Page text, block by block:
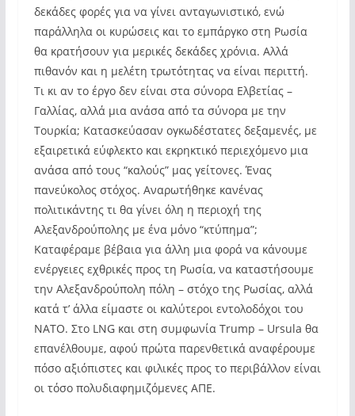
δεκάδες φορές για να γίνει ανταγωνιστικό, ενώ
παράλληλα οι κυρώσεις και το εμπάργκο στη Ρωσία
θα κρατήσουν για μερικές δεκάδες χρόνια. Αλλά
πιθανόν και η μελέτη τρωτότητας να είναι περιττή.
Τι κι αν το έργο δεν είναι στα σύνορα Ελβετίας –
Γαλλίας, αλλά μια ανάσα από τα σύνορα με την
Τουρκία; Κατασκεύασαν ογκωδέστατες δεξαμενές, με
εξαιρετικά εύφλεκτο και εκρηκτικό περιεχόμενο μια
ανάσα από τους “καλούς” μας γείτονες. Ένας
πανεύκολος στόχος. Αναρωτήθηκε κανένας
πολιτικάντης τι θα γίνει όλη η περιοχή της
Αλεξανδρούπολης με ένα μόνο “κτύπημα”;
Καταφέραμε βέβαια για άλλη μια φορά να κάνουμε
ενέργειες εχθρικές προς τη Ρωσία, να καταστήσουμε
την Αλεξανδρούπολη πόλη – στόχο της Ρωσίας, αλλά
κατά τ’ άλλα είμαστε οι καλύτεροι εντολοδόχοι του
ΝΑΤΟ. Στο LNG και στη συμφωνία Trump – Ursula θα
επανέλθουμε, αφού πρώτα παρενθετικά αναφέρουμε
πόσο αξιόπιστες και φιλικές προς το περιβάλλον είναι
οι τόσο πολυδιαφημιζόμενες ΑΠΕ.